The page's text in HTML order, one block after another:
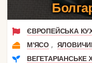
ЄВРОПЕЙСЬКА
М'ЯСО ,
ВЕГЕТАРІАНСЬКЕ